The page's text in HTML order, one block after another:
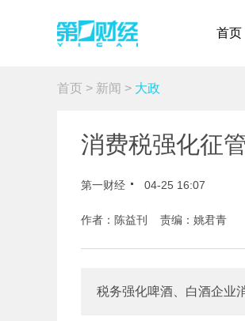
首页
首页 > 新闻 > 大政
消费税强化征
第一财经 04-25 16:07
作者：陈益刊 责编：姚君青
税务强化啤酒、白酒企业